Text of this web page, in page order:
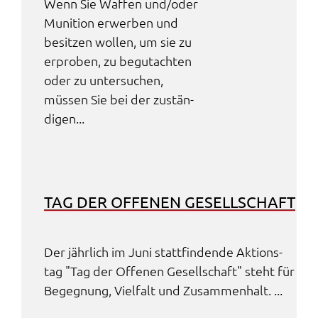
Wenn Sie Waffen und/oder
Muni­ti­on erwer­ben und
besit­zen wollen, um sie zu
erpro­ben, zu begut­ach­ten
oder zu unter­su­chen,
müssen Sie bei der zustän­
di­gen...
TAG DER OFFE­NEN GESELL­SCHAFT
Der jähr­lich im Juni statt­fin­den­de Akti­ons­
tag "Tag der Offe­nen Gesell­schaft" steht für
Begeg­nung, Viel­falt und Zusam­men­halt. ...
Zweck:
Speicherung Einwilligung Datenschutzhinweise
Cookie Laufzeit:
1 Jahr
Frontend Benutzer
Cookie Laufzeit:
Session